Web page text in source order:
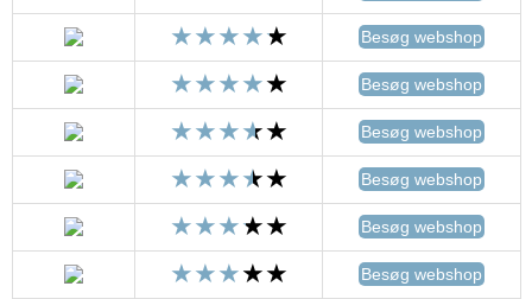
Besøg webshop
Besøg webshop
Besøg webshop
Besøg webshop
Besøg webshop
Besøg webshop